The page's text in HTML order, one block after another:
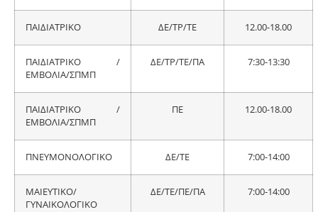
ΠΑΙΔΙΑΤΡΙΚΟ ΔΕ/ΤΡ/ΤΕ 12.00-18.00
ΠΑΙΔΙΑΤΡΙΚΟ /
ΕΜΒΟΛΙΑ/ΣΠΜΠ
ΔΕ/ΤΡ/ΤΕ/ΠΑ 7:30-13:30
ΠΑΙΔΙΑΤΡΙΚΟ /
ΕΜΒΟΛΙΑ/ΣΠΜΠ
ΠΕ 12.00-18.00
ΠΝΕΥΜΟΝΟΛΟΓΙΚΟ ΔΕ/ΤΕ 7:00-14:00
ΜΑΙΕΥΤΙΚΟ/
ΓΥΝΑΙΚΟΛΟΓΙΚΟ
ΔΕ/ΤΕ/ΠΕ/ΠΑ 7:00-14:00